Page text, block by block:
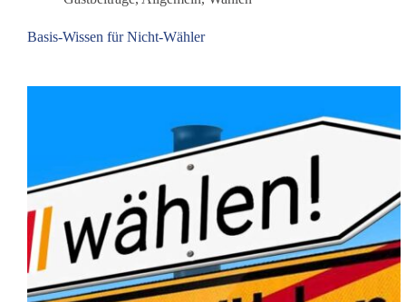
Basis-Wissen für Nicht-Wähler